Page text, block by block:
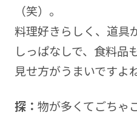
（笑）。
料理好きらしく、道具
しっぱなしで、食料
見せ方がうまいですよ
探： 物が多くてごちゃ